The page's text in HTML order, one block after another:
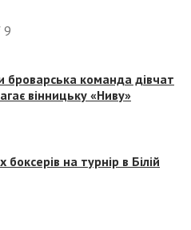
9
броварська команда дівчат
вінницьку «Ниву»
на турнір в Білій